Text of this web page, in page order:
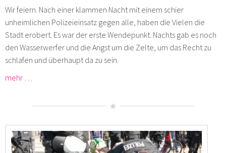
Wir feiern. Nach einer klammen Nacht mit einem schier
unheimlichen Polizeieinsatz gegen alle, haben die Vielen die
Stadt erobert. Es war der erste Wendepunkt. Nachts gab es noch
den Wasserwerfer und die Angst um die Zelte, um das Recht zu
schlafen und überhaupt da zu sein.
mehr …